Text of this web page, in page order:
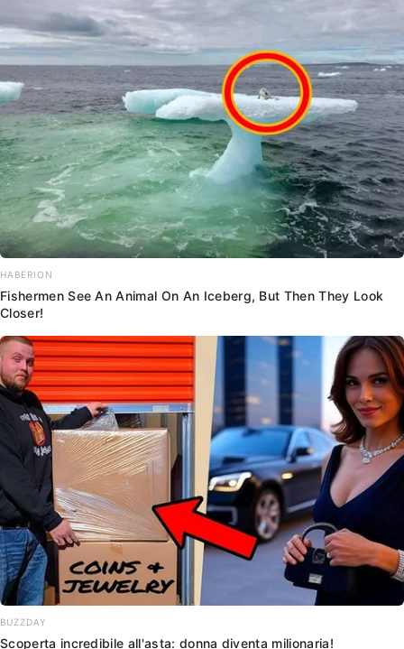
HABERION
Fishermen See An Animal On An Iceberg, But Then They Look
Closer!
BUZZDAY
Scoperta incredibile all'asta: donna diventa milionaria!